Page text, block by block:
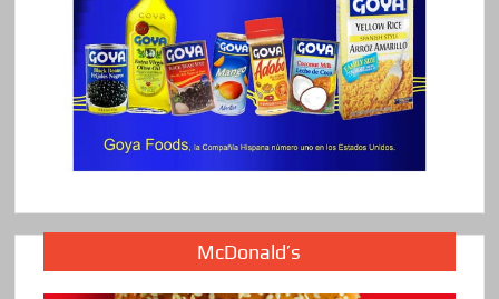
McDonald’s